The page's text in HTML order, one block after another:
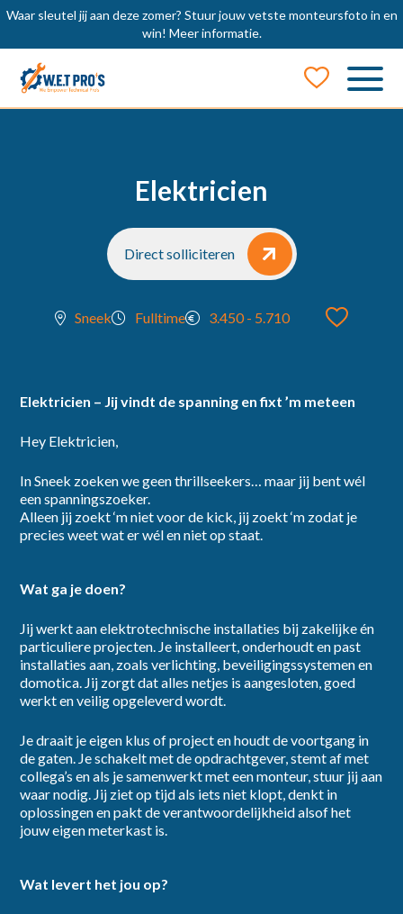
Waar sleutel jij aan deze zomer? Stuur jouw vetste monteursfoto in en
win! Meer informatie.
Elektricien
Direct solliciteren
Sneek Fulltime 3.450 - 5.710
Elektricien – Jij vindt de spanning en fixt ’m meteen
Hey Elektricien,
In Sneek zoeken we geen thrillseekers… maar jij bent wél
een spanningszoeker.
Alleen jij zoekt ‘m niet voor de kick, jij zoekt ‘m zodat je
precies weet wat er wél en niet op staat.
Wat ga je doen?
Jij werkt aan elektrotechnische installaties bij zakelijke én
particuliere projecten. Je installeert, onderhoudt en past
installaties aan, zoals verlichting, beveiligingssystemen en
domotica. Jij zorgt dat alles netjes is aangesloten, goed
werkt en veilig opgeleverd wordt.
Je draait je eigen klus of project en houdt de voortgang in
de gaten. Je schakelt met de opdrachtgever, stemt af met
collega’s en als je samenwerkt met een monteur, stuur jij aan
waar nodig. Jij ziet op tijd als iets niet klopt, denkt in
oplossingen en pakt de verantwoordelijkheid alsof het
jouw eigen meterkast is.
Wat levert het jou op?
Job Alert
dienstverband
category